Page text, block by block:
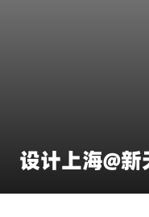
设计上海@